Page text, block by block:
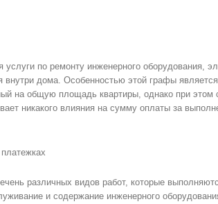
по ремонту инженерного оборудования,
внутри дома. Особенностью этой графы
на общую площадь квартиры, однако при этом
никакого влияния на сумму оплаты за
различных видов работ, которые
и содержание инженерного